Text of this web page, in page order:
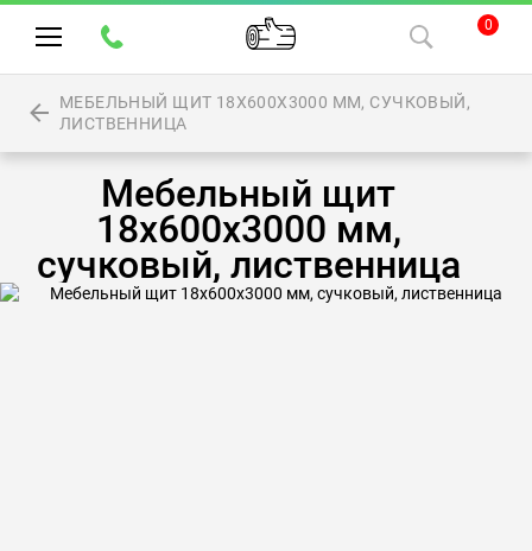
0
МЕБЕЛЬНЫЙ ЩИТ 18Х600Х3000 ММ, СУЧКОВЫЙ,
ЛИСТВЕННИЦА
Мебельный щит
18х600х3000 мм,
сучковый, лиственница